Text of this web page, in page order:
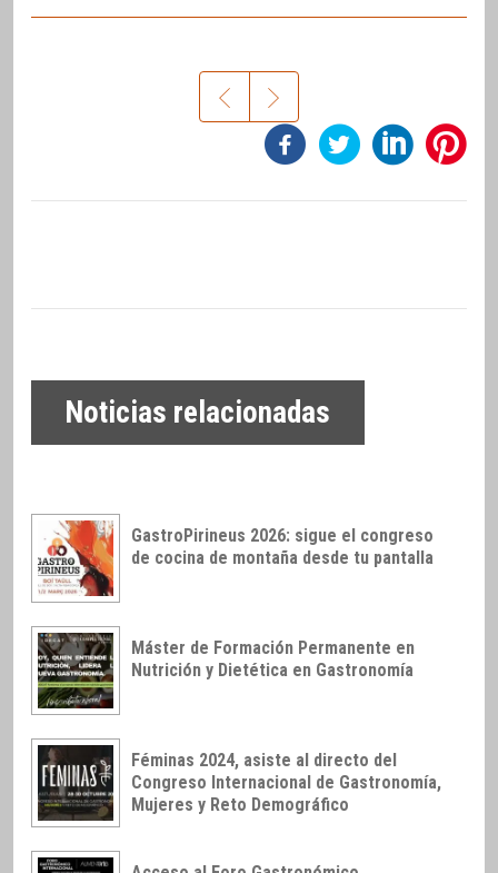
Noticias relacionadas
GastroPirineus 2026: sigue el congreso
de cocina de montaña desde tu pantalla
Máster de Formación Permanente en
Nutrición y Dietética en Gastronomía
Féminas 2024, asiste al directo del
Congreso Internacional de Gastronomía,
Mujeres y Reto Demográfico